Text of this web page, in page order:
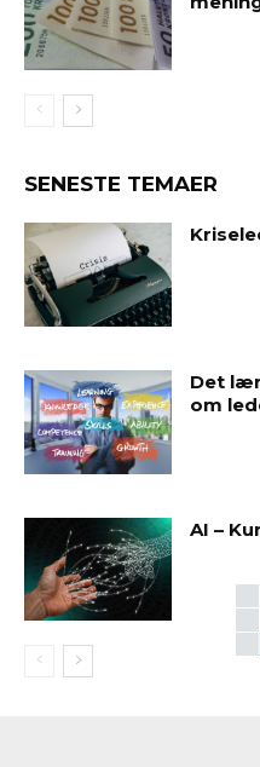
SENESTE TEMAER
Det
om
AI –